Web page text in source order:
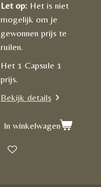
Let op:Het is niet
mogelijk om je
gewonnen prijs te
ruilen.
Het 1 Capsule 1
prijs.
Bekijk details
In winkelwagen